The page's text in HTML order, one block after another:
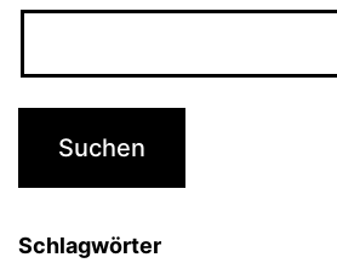
Schlagwörter